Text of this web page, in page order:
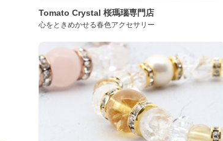
Tomato Crystal 桜瑪瑙専門店
心をときめかせる春色アクセサリー